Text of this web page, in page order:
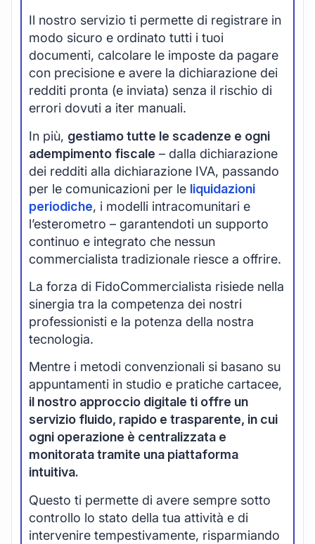
Il nostro servizio ti permette di registrare in
modo sicuro e ordinato tutti i tuoi
documenti, calcolare le imposte da pagare
con precisione e avere la dichiarazione dei
redditi pronta (e inviata) senza il rischio di
errori dovuti a iter manuali.
In più, gestiamo tutte le scadenze e ogni
adempimento fiscale – dalla dichiarazione
dei redditi alla dichiarazione IVA, passando
per le comunicazioni per le liquidazioni
periodiche, i modelli intracomunitari e
l’esterometro – garantendoti un supporto
continuo e integrato che nessun
commercialista tradizionale riesce a offrire.
La forza di FidoCommercialista risiede nella
sinergia tra la competenza dei nostri
professionisti e la potenza della nostra
tecnologia.
Mentre i metodi convenzionali si basano su
appuntamenti in studio e pratiche cartacee,
il nostro approccio digitale ti offre un
servizio fluido, rapido e trasparente, in cui
ogni operazione è centralizzata e
monitorata tramite una piattaforma
intuitiva.
Questo ti permette di avere sempre sotto
controllo lo stato della tua attività e di
intervenire tempestivamente, risparmiando